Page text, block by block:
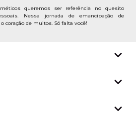
queremos ser referência no quesito
Nessa jornada de emancipação de
coração de muitos. Só falta você!